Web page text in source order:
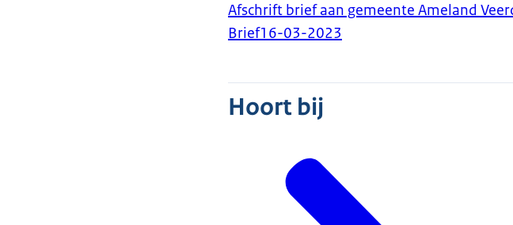
Afschrift brief aan gemeente Ameland
Brief16-03-2023
Hoort bij